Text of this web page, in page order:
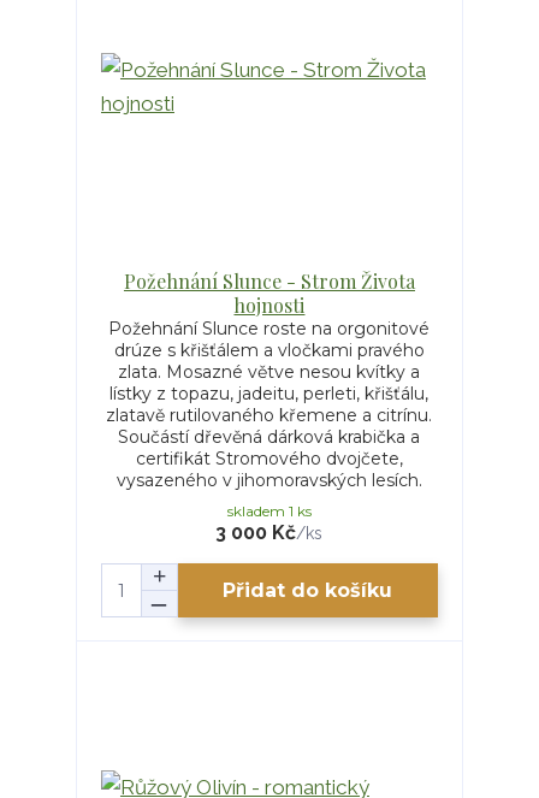
Požehnání Slunce - Strom Života
hojnosti
Požehnání Slunce roste na orgonitové
drúze s křišťálem a vločkami pravého
zlata. Mosazné větve nesou kvítky a
lístky z topazu, jadeitu, perleti, křišťálu,
zlatavě rutilovaného křemene a citrínu.
Součástí dřevěná dárková krabička a
certifikát Stromového dvojčete,
vysazeného v jihomoravských lesích.
3 000 Kč/ks
skladem 1 ks
Přidat do košíku